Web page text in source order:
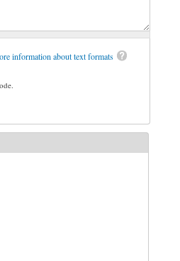
information about text formats